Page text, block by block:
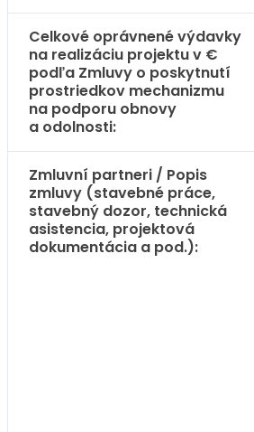
Celkové oprávnené výdavky
na realizáciu projektu v €
podľa Zmluvy o poskytnutí
prostriedkov mechanizmu
na podporu obnovy
a odolnosti:
Zmluvní partneri / Popis
zmluvy (stavebné práce,
stavebný dozor, technická
asistencia, projektová
dokumentácia a pod.):